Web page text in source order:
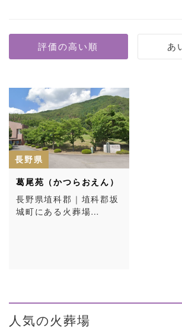
長野県
葛尾苑（かつらおえん）
長野県埴科郡｜埴科郡坂
城町にある火葬場…
人気の火葬場